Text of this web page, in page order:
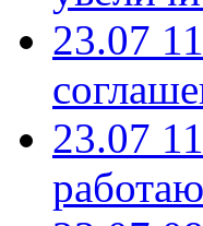
23.07
23.07